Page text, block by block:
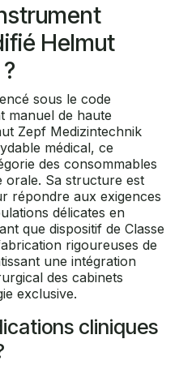
Helmut
sous le code
manuel de haute
Zepf Medizintechnik
médical, ce
des consommables
orale. Sa structure est
répondre aux exigences
délicates en
que dispositif de Classe
rigoureuses de
une intégration
des cabinets
exclusive.
cliniques